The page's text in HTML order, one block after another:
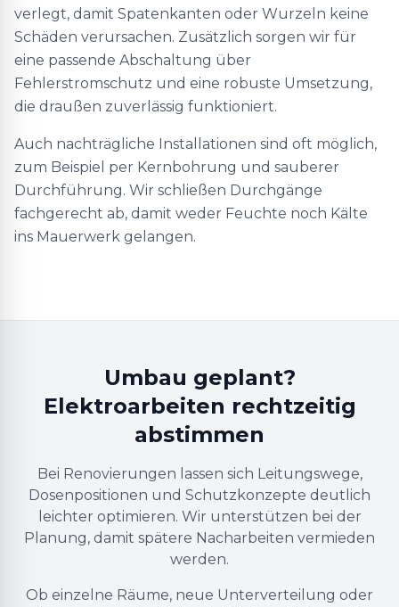
verlegt, damit Spatenkanten oder Wurzeln keine
Schäden verursachen. Zusätzlich sorgen wir für
eine passende Abschaltung über
Fehlerstromschutz und eine robuste Umsetzung,
die draußen zuverlässig funktioniert.
Auch nachträgliche Installationen sind oft möglich,
zum Beispiel per Kernbohrung und sauberer
Durchführung. Wir schließen Durchgänge
fachgerecht ab, damit weder Feuchte noch Kälte
ins Mauerwerk gelangen.
Umbau geplant?
Elektroarbeiten rechtzeitig
abstimmen
Bei Renovierungen lassen sich Leitungswege,
Dosenpositionen und Schutzkonzepte deutlich
leichter optimieren. Wir unterstützen bei der
Planung, damit spätere Nacharbeiten vermieden
werden.
Ob einzelne Räume, neue Unterverteilung oder